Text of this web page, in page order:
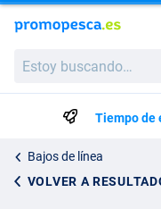
buscando…
Tiempo de
Bajos de línea
VOLVER A